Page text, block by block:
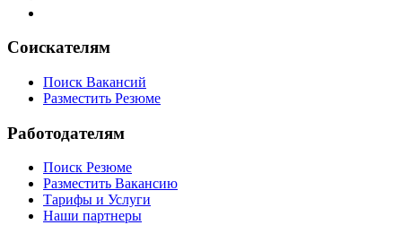
Соискателям
Поиск Вакансий
Разместить Резюме
Работодателям
Поиск Резюме
Разместить Вакансию
Тарифы и Услуги
Наши партнеры